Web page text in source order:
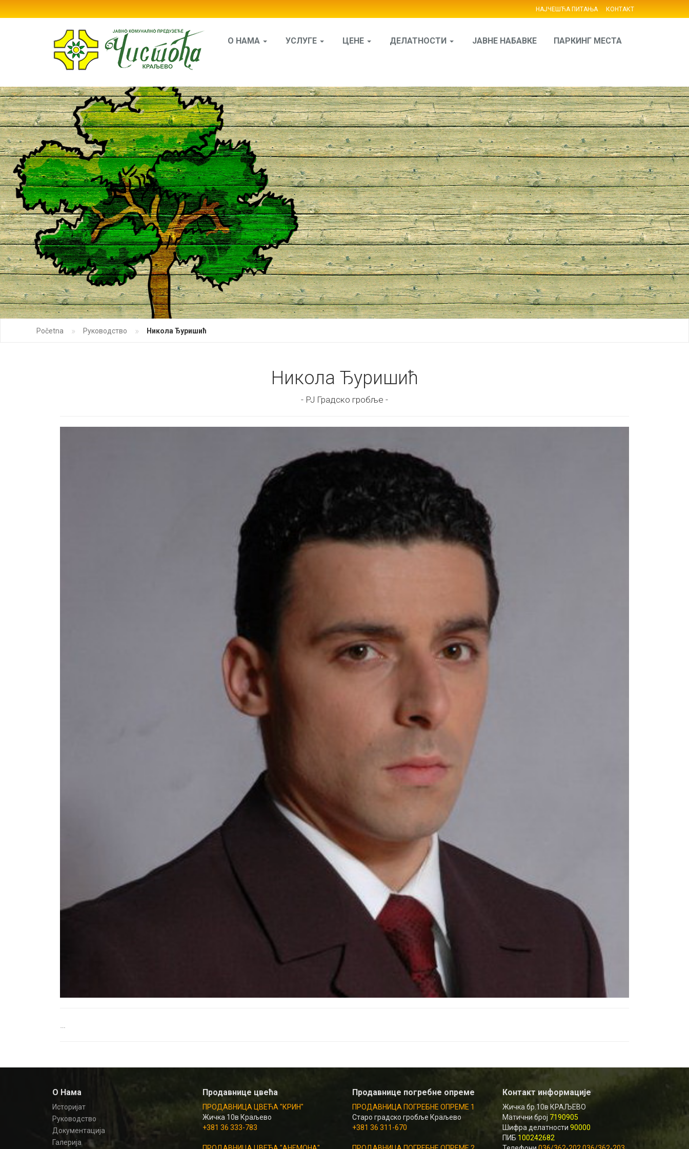
НАЈЧЕШЋА ПИТАЊА КОНТАКТ
О НАМА УСЛУГЕ ЦЕНЕ ДЕЛАТНОСТИ ЈАВНЕ НАБАВКЕ ПАРКИНГ МЕСТА
Početna » Руководство » Никола Ђуришић
Никола Ђуришић
- РЈ Градско гробље -
О Нама
Историјат
Руководство
Документација
Галерија
Продавнице цвећа
ПРОДАВНИЦА ЦВЕЋА "КРИН"
Жичка 10в Краљево
+381 36 333-783
Продавнице погребне опреме
ПРОДАВНИЦА ПОГРЕБНЕ ОПРЕМЕ 1
Старо градско гробље Краљево
+381 36 311-670
Контакт информације
Жичка бр.10в КРАЉЕВО
Матични број 7190905
Шифра делатности 90000
ПИБ 100242682